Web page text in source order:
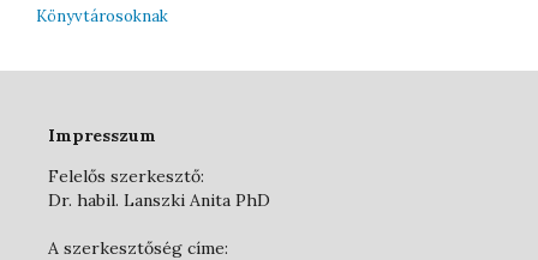
Könyvtárosoknak
Impresszum
Felelős szerkesztő:
Dr. habil. Lanszki Anita PhD
A szerkesztőség címe: